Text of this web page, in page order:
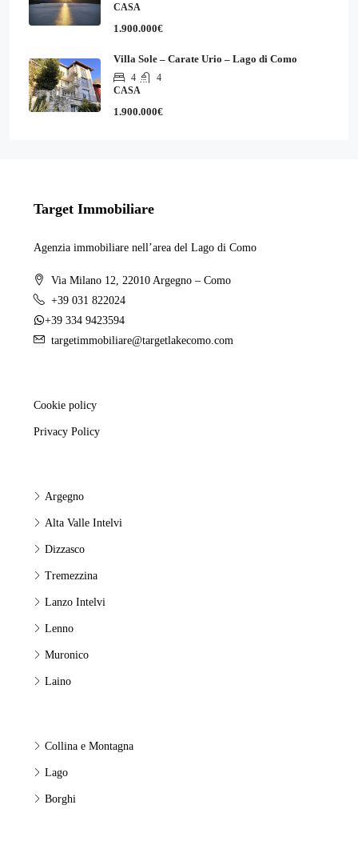
CASA
1.900.000€
Villa Sole – Carate Urio – Lago di Como
4
4
CASA
1.900.000€
Target Immobiliare
Agenzia immobiliare nell’area del Lago di Como
Via Milano 12, 22010 Argegno – Como
+39 031 822024
+39 334 9423594
targetimmobiliare@targetlakecomo.com
Cookie policy
Privacy Policy
Argegno
Alta Valle Intelvi
Dizzasco
Tremezzina
Lanzo Intelvi
Lenno
Muronico
Laino
Collina e Montagna
Lago
Borghi